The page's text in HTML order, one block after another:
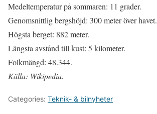
Medeltemperatur på sommaren: 11 grader.
Genomsnittlig bergshöjd: 300 meter över havet.
Högsta berget: 882 meter.
Längsta avstånd till kust: 5 kilometer.
Folkmängd: 48.344.
Källa: Wikipedia.
Categories: Teknik- & bilnyheter